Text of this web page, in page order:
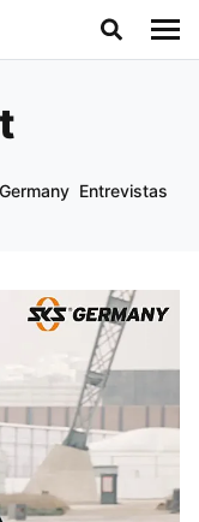
Entrevistas